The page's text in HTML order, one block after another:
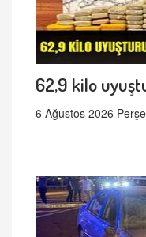
62,9 kilo
6 Ağustos 2026